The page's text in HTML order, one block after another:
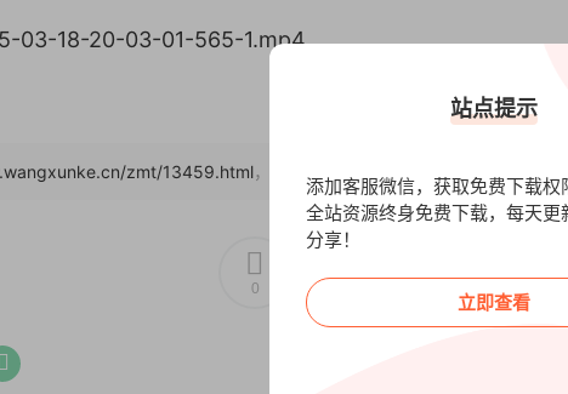
03-18-20-03-01-565-1.mp4
zmt/13459.html，转载请注明出处~~~
0
站点提示
添加客服微信，获取免费下载权
全站资源终身免费下载，每天更
分享！
立即查看